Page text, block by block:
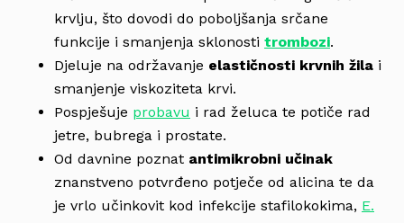
krvlju, što dovodi do poboljšanja srčane
funkcije i smanjenja sklonosti trombozi.
Djeluje na održavanje elastičnosti krvnih žila i
smanjenje viskoziteta krvi.
Pospješuje probavu i rad želuca te potiče rad
jetre, bubrega i prostate.
Od davnine poznat antimikrobni učinak
znanstveno potvrđeno potječe od alicina te da
je vrlo učinkovit kod infekcije stafilokokima, E.